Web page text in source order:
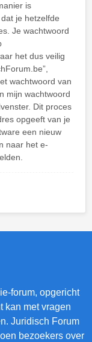
is
je hetzelfde
Je wachtwoord
het dus veilig
wachtwoord van
mijn wachtwoord
Dit proces
opgeeft van je
een nieuw
naar het e-
forum, opgericht
kan met vragen
Juridisch Forum
bezoekers over